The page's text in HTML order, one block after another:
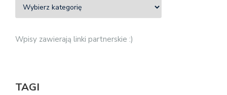
Wpisy zawierają linki partnerskie :)
TAGI